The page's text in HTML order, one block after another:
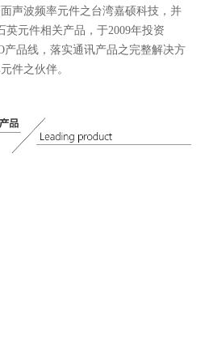
声波频率元件之台湾嘉硕科技，并
英元件相关产品，于2009年投资
产品线，落实通讯产品之完整解决方
件之伙伴。